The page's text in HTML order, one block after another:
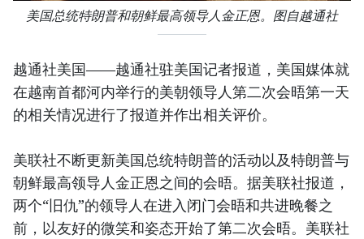
美国总统特朗普和朝鲜最高领导人金正恩。图自越通社
越通社美国——越通社驻美国记者报道，美国媒体就
在越南首都河内举行的美朝领导人第二次会晤第一天
的相关情况进行了报道并作出相关评价。
美联社不断更新美国总统特朗普的活动以及特朗普与
朝鲜最高领导人金正恩之间的会晤。据美联社报道，
两个“旧仇”的领导人在进入闭门会晤和共进晚餐之
前，以友好的微笑和姿态开始了第二次会晤。美联社